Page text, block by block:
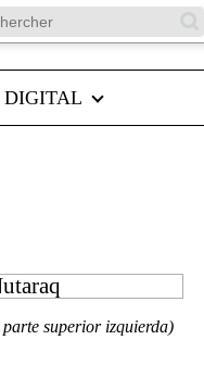
DIGITAL
superior izquierda)